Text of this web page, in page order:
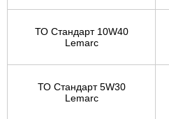
ТО Стандарт 10W40
Lemarc
ТО Стандарт 5W30
Lemarc